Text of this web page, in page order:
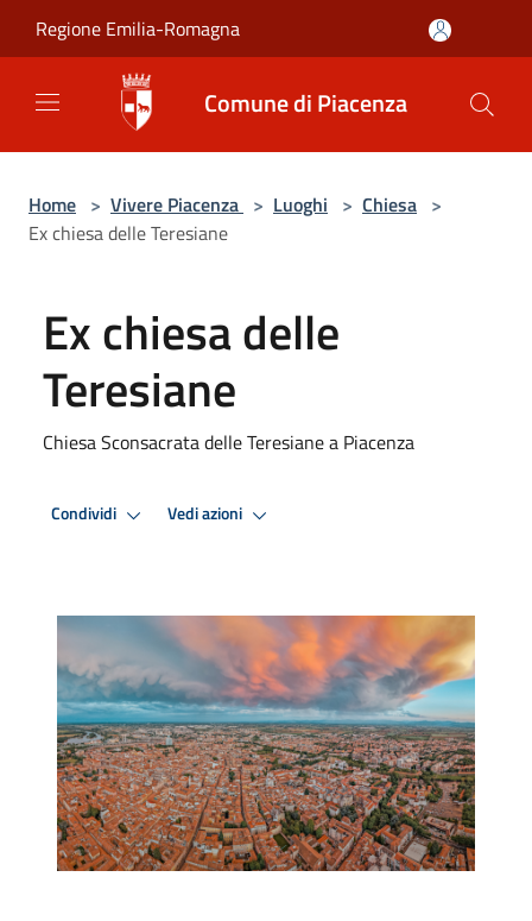
Regione Emilia-Romagna
Comune di Piacenza
Home > Vivere Piacenza > Luoghi > Chiesa >
Ex chiesa delle Teresiane
Ex chiesa delle
Teresiane
Chiesa Sconsacrata delle Teresiane a Piacenza
Condividi Vedi azioni